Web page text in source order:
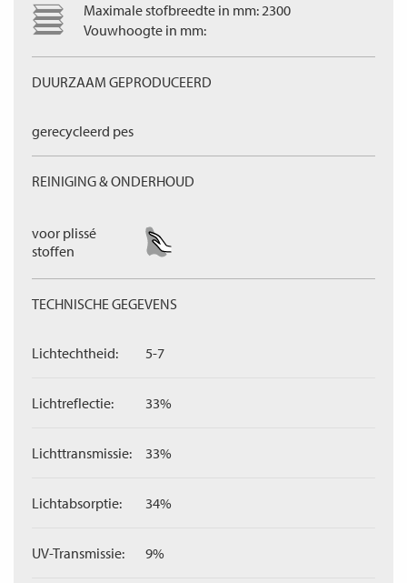
Maximale stofbreedte in mm: 2300
Vouwhoogte in mm:
DUURZAAM GEPRODUCEERD
gerecycleerd pes
REINIGING & ONDERHOUD
voor plissé
stoffen
TECHNISCHE GEGEVENS
Lichtechtheid: 5-7
Lichtreflectie: 33%
Lichttransmissie: 33%
Lichtabsorptie: 34%
UV-Transmissie: 9%